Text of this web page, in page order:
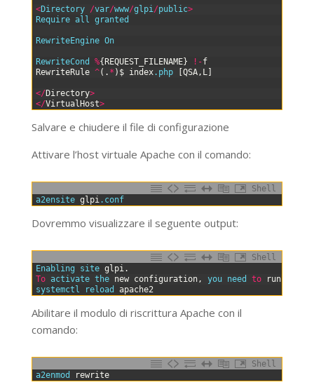
<Directory /var/www/glpi/public>
Require all granted
RewriteEngine On
RewriteCond %{ REQUEST_FILENAME} ! -f
RewriteRule ^( . * ) $ index.php QSA, L]
</ Directory>
</VirtualHost>
Salvare e chiudere il file di configurazione
Attivare l’host virtuale Apache con il comando:
Shell
a2ensite glpi.conf
Dovremmo visualizzare il seguente output:
Shell
Enabling site glpi.
To activate the new configuration, you need to run:
systemctl
reload apache2
Abilitare il modulo di riscrittura Apache con il
comando:
Shell
a2enmod rewrite